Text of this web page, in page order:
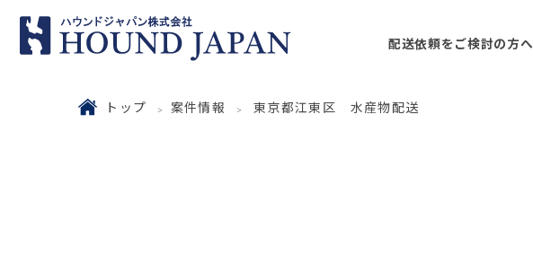
配送依頼をご検討の方へ
トップ 案件情報 東京都江東区 水産物配送